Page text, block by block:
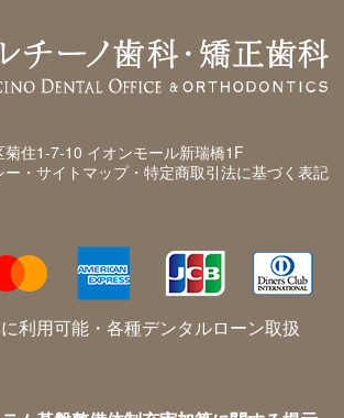
住1-7-10 イオンモール新瑞橋1F
・サイトマップ・特定商取引法に基づく表記
利用可能・各種デンタルローン取扱